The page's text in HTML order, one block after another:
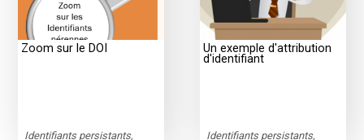
Zoom sur le DOI
Identifiants persistants,
Un exemple d'attribution
d'identifiant
Identifiants persistants,